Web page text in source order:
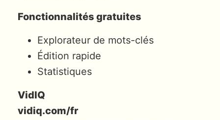
Fonctionnalités gratuites
Explorateur de mots-clés
Édition rapide
Statistiques
VidIQ
vidiq.com/fr